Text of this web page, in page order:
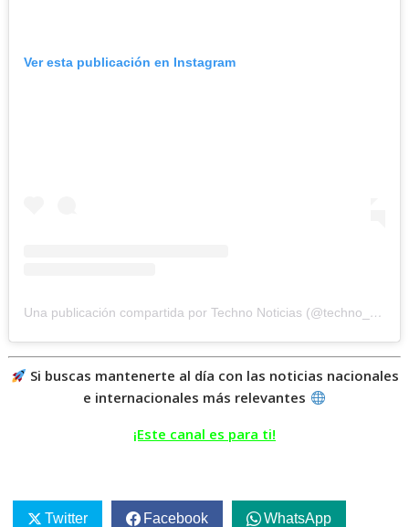
Ver esta publicación en Instagram
Una publicación compartida por Techno Noticias (@techno_noticias)
Si buscas mantenerte al día con las noticias nacionales
e internacionales más relevantes
¡Este canal es para ti!
Twitter Facebook WhatsApp